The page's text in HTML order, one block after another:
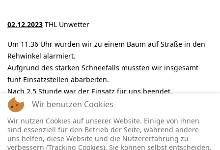
02.12.2023 THL Unwetter
Um 11.36 Uhr wurden wir zu einem Baum auf Straße in den
Rehwinkel alarmiert.
Aufgrund des starken Schneefalls mussten wir insgesamt
fünf Einsatzstellen abarbeiten.
Nach 2,5 Stunde war der Einsatz für uns beendet.
Im Einsatz war Florian Lampoding 43/1 und 11/1.
Wir benutzen Cookies
Wir nutzen Cookies auf unserer Website. Einige von ihnen
sind essenziell für den Betrieb der Seite, während andere
uns helfen, diese Website und die Nutzererfahrung zu
verbessern (Tracking Cookies). Sie können selbst entscheiden,